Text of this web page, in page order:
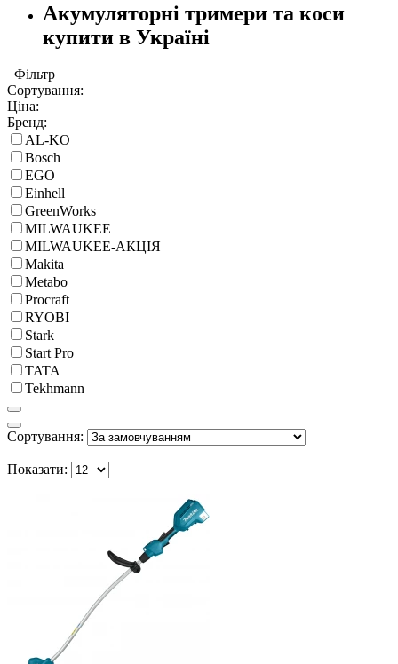
Акумуляторні тримери та коси
купити в Україні
Фільтр
Сортування:
Ціна:
Бренд:
AL-KO
Bosch
EGO
Einhell
GreenWorks
MILWAUKEE
MILWAUKEE-АКЦІЯ
Makita
Metabo
Procraft
RYOBI
Stark
Start Pro
TATA
Tekhmann
Сортування:
Показати: